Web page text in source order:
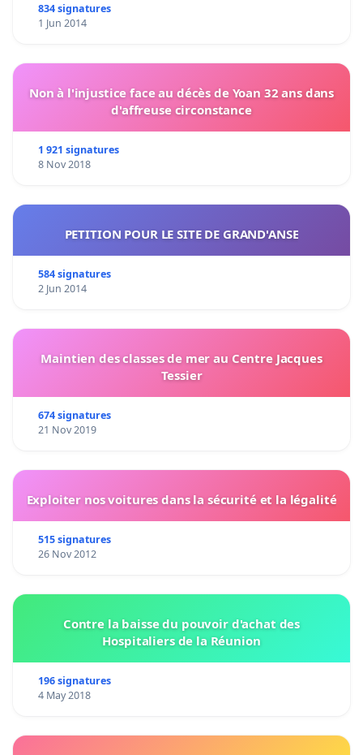
834 signatures
1 Jun 2014
Non à l'injustice face au décès de Yoan 32 ans dans
d'affreuse circonstance
1 921 signatures
8 Nov 2018
PETITION POUR LE SITE DE GRAND'ANSE
584 signatures
2 Jun 2014
Maintien des classes de mer au Centre Jacques
Tessier
674 signatures
21 Nov 2019
Exploiter nos voitures dans la sécurité et la légalité
515 signatures
26 Nov 2012
Contre la baisse du pouvoir d'achat des
Hospitaliers de la Réunion
196 signatures
4 May 2018